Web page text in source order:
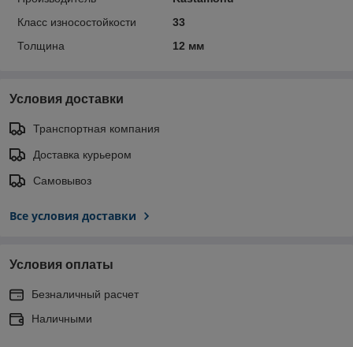
Класс износостойкости
33
Толщина
12 мм
Условия доставки
Транспортная компания
Доставка курьером
Самовывоз
Все условия доставки
Условия оплаты
Безналичный расчет
Наличными